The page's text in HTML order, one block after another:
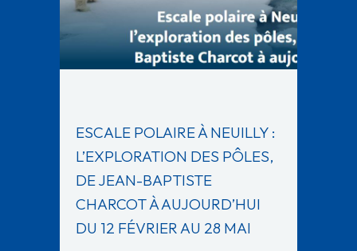
ESCALE POLAIRE À NEUILLY :
L’EXPLORATION DES PÔLES,
DE JEAN-BAPTISTE
CHARCOT À AUJOURD’HUI
DU 12 FÉVRIER AU 28 MAI